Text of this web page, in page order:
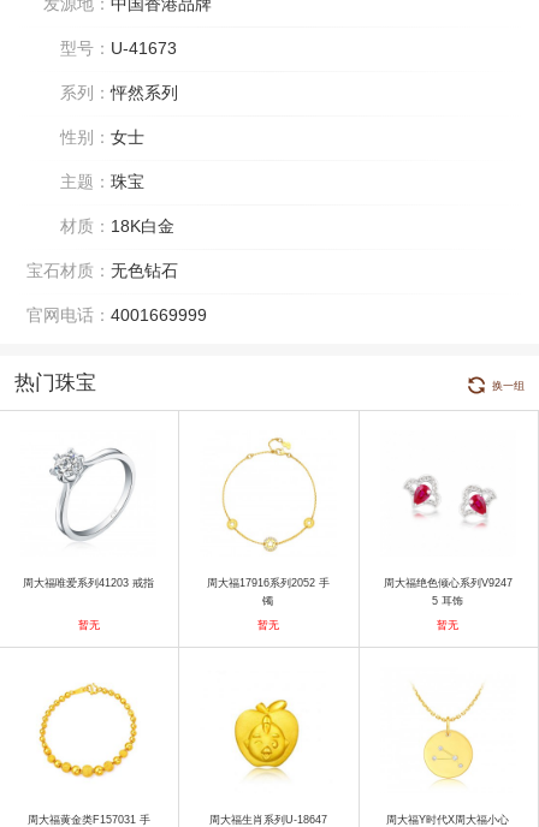
型号： U-41673
系列：怦然系列
性别： 女士
主题： 珠宝
材质： 18K白金
宝石材质： 无色钻石
官网电话： 4001669999
热门珠宝 换一组
周大福唯爱系列41203 戒指
暂无
周大福17916系列2052 手
镯
暂无
周大福绝色倾心系列V9247
5 耳饰
暂无
周大福黄金类F157031 手 周大福生肖系列U-18647 周大福Y时代X周大福小心